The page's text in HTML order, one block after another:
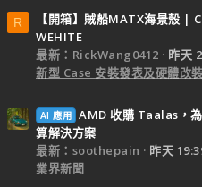
R
【開箱】賊船MATX海景殼 |
WEHITE
最新：RickWang0412
昨天
新型 Case 安裝發表及硬體改裝
AI 應用 AMD 收購 Taalas，
算解決方案
最新：soothepain
昨天
業界新聞